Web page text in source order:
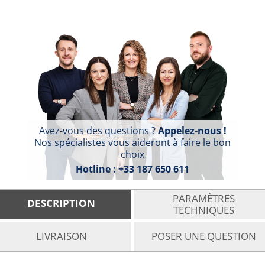
Avez-vous des questions ?Appelez-nous !
Nos spécialistes vous aideront à faire le bon
choix
Hotline :+33 187 650 611
DESCRIPTION
PARAMÈTRES
TECHNIQUES
LIVRAISON
POSER UNE QUESTION